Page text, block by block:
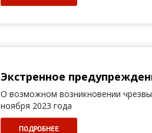
Экстренное
О возможном возникновении
ноября 2023 года
ПОДРОБНЕЕ